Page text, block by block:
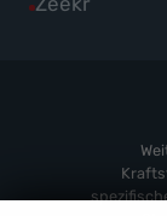
anzeigen
Volvo